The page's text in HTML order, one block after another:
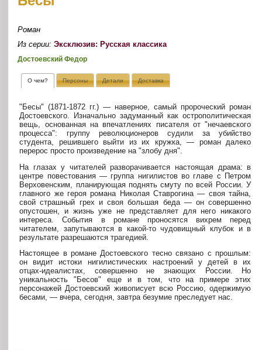
Роман
Из серии:Эксклюзив: Русская классика
Достоевский Федор
О чем? Персоны Детали Доставка
"Бесы" (1871-1872 гг.) — наверное, самый пророческий роман
Достоевского. Изначально задуманный как острополитическая
вещь, основанная на впечатлениях писателя от "нечаевского
процесса": группу революционеров судили за убийство
студента, решившего выйти из их кружка, — роман далеко
перерос просто произведение на "злобу дня".
На глазах у читателей разворачивается настоящая драма: в
центре повестования — группа нигилистов во главе с Петром
Верховенским, планирующая поднять смуту по всей России. У
главного же героя романа Николая Ставрогина — своя тайна,
свой страшный грех и своя большая беда — он совершенно
опустошен, и жизнь уже не представляет для него никакого
интереса. События в романе проносятся вихрем перед
читателем, запутываются в какой-то чудовищный клубок и в
результате разрешаются трагедией.
Настоящее в романе Достоевского тесно связано с прошлым:
он видит истоки нигилистических настроений у детей в их
отцах-идеалистах, совершенно не знающих России. Но
уникальность "Бесов" еще и в том, что на примере этих
персонажей Достоевский живописует всю Россию, одержимую
бесами, — вчера, сегодня, завтра безумие преследует нас.